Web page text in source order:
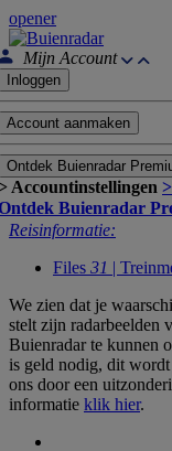
opener
Mijn Account
Inloggen
Account aanmaken
Ontdek Buienradar
Accountinstellingen
Buienradar
Reisinformatie:
Files 31 |
We zien dat je
stelt zijn radarbeelden
Buienradar te kunnen
is geld nodig, dit
ons door een
informatie klik hier.